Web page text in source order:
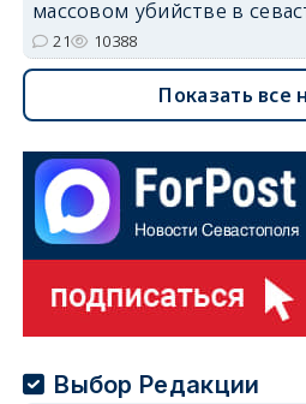
массовом убийстве в
21 10388
Показать все
Выбор Редакции